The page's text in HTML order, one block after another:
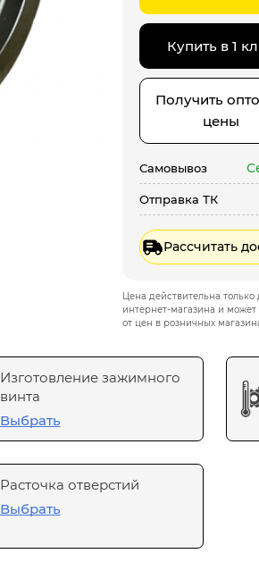
Купить в 1
Получить
цены
Самовывоз
Отправка ТК
Рассчитать
Цена действительна только
интернет-магазина и может
от цен в розничных
Изготовление зажимного
винта
Выбрать
Расточка отверстий
Выбрать